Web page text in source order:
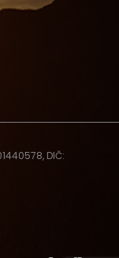
DIČ: